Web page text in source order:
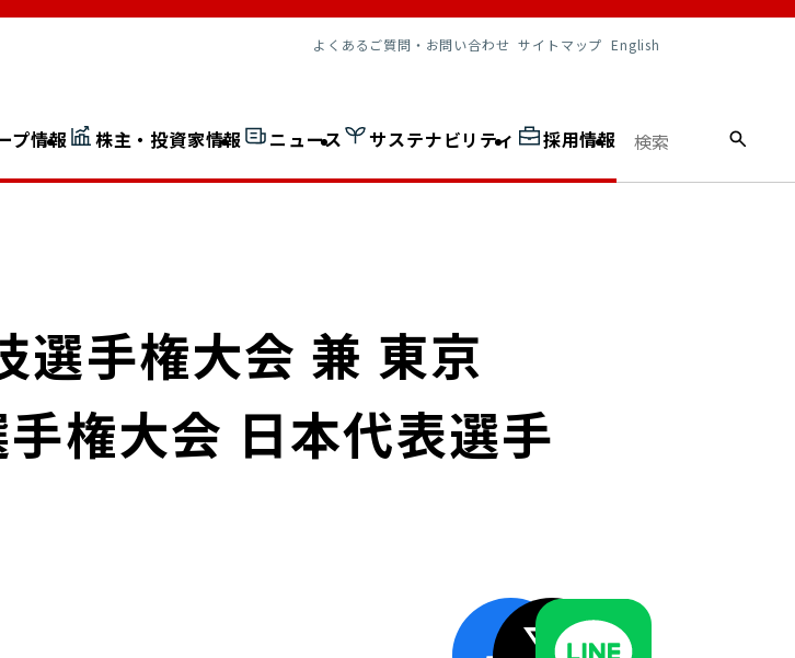
よくあるご質問・お問い合わせ サイトマップ English
プ情報 株主・投資家情報
ディスクロージャーポリシー／適時開示体制
ニュース サステナビリティ
の評価
採用情報
選手権大会 兼 東京
権大会 日本代表選手